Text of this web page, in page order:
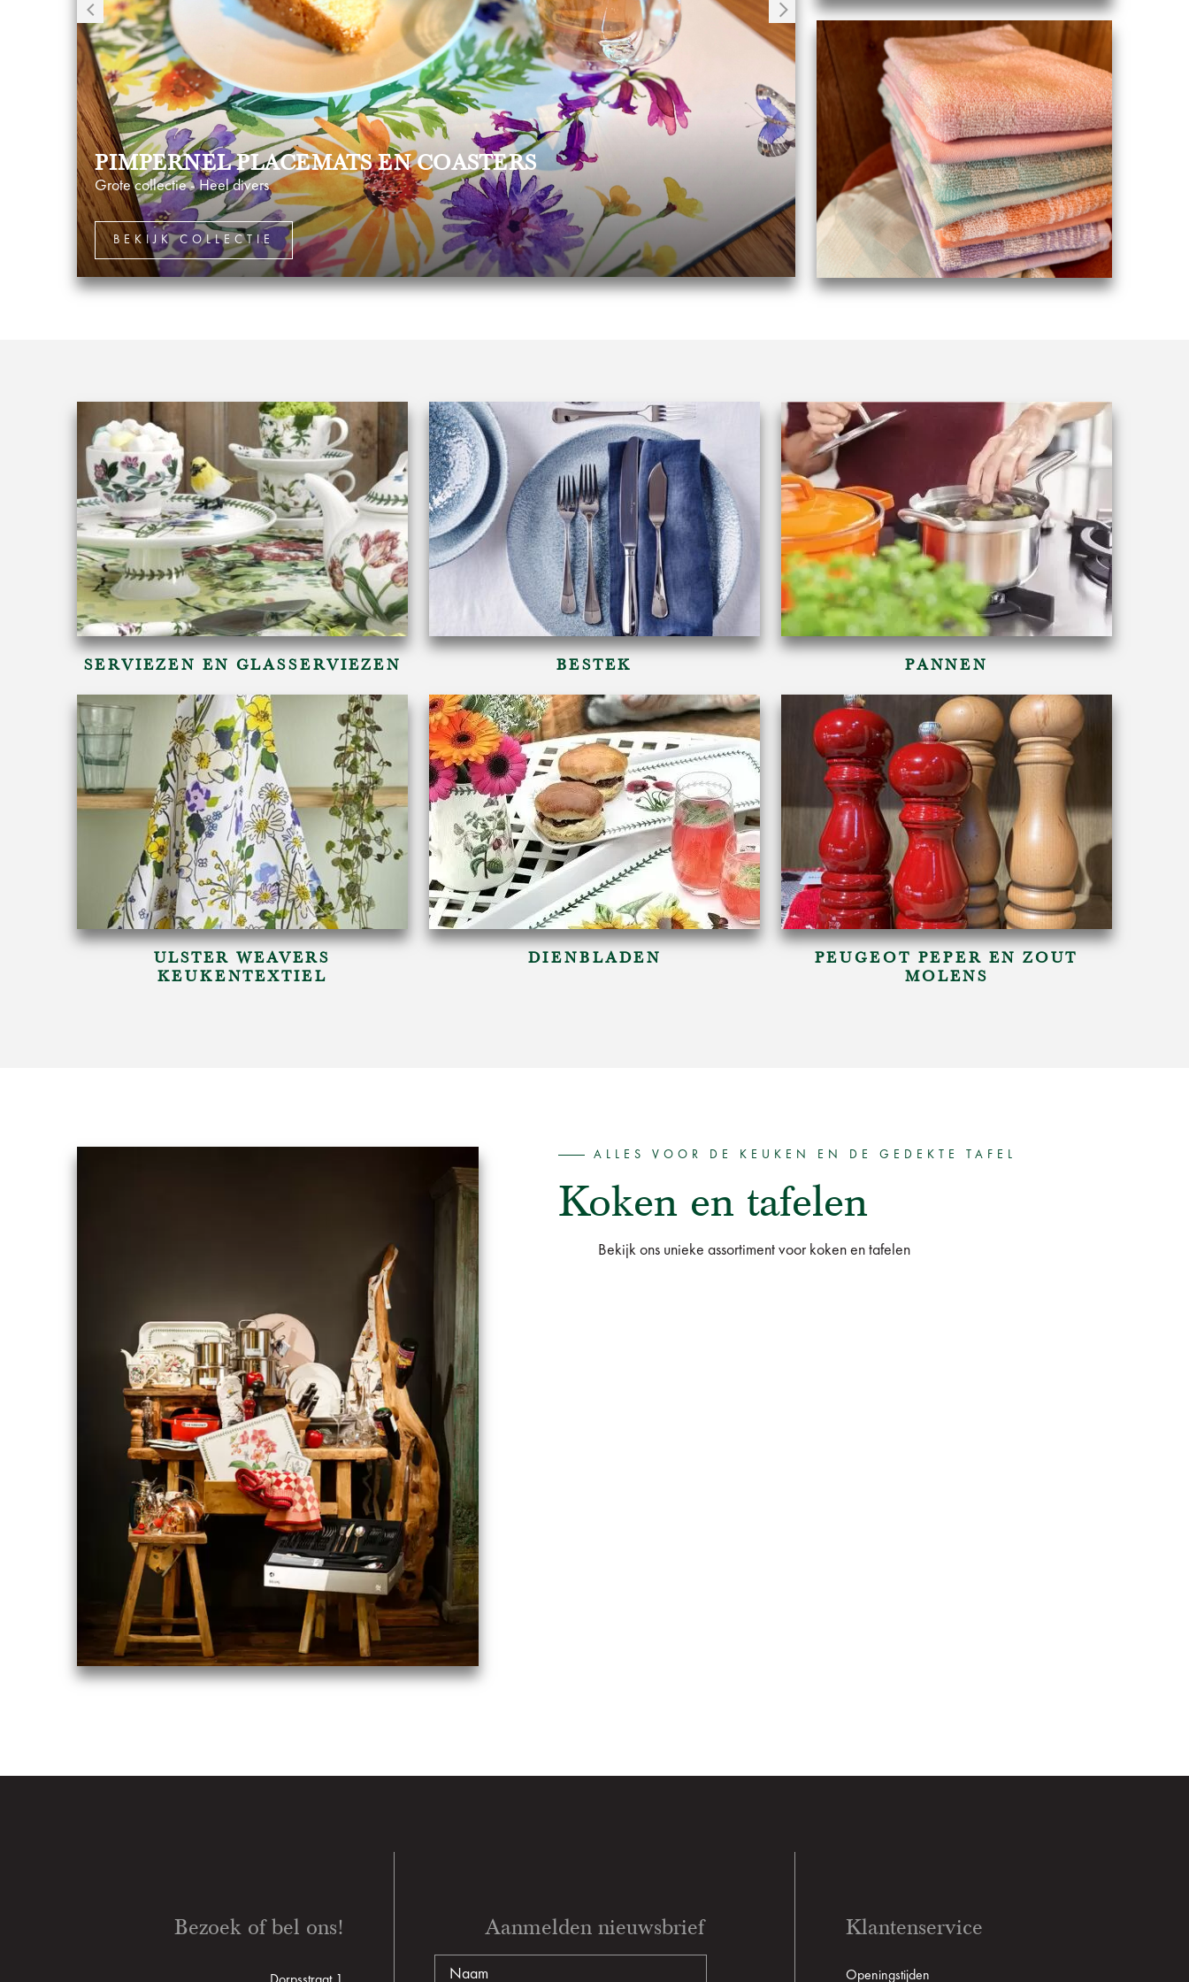
PIMPERNEL PLACEMATS EN COASTERS
Grote collectie - Heel divers
BEKIJK COLLECTIE
VILLEROY & BOCH SERVIEZEN
Elegant en stijlvol
BEKIJK ASSORTIMENT
SERVIEZEN EN GLASSERVIEZEN BESTEK PANNEN
ULSTER WEAVERS
KEUKENTEXTIEL
DIENBLADEN
PEUGEOT PEPER EN ZOUT
MOLENS
ALLES VOOR DE KEUKEN EN DE GEDEKTE TAFEL
Koken en tafelen
Bekijk ons unieke assortiment voor koken en tafelen
Aanmelden nieuwsbrief
Bezoek of bel ons! Klantenservice
Openingstijden